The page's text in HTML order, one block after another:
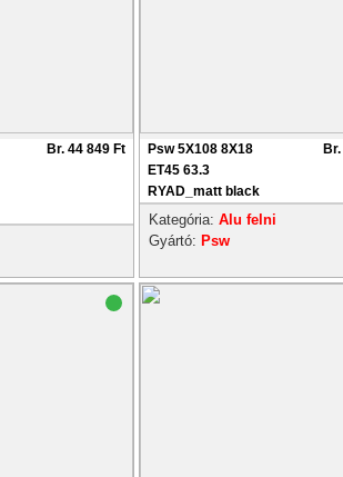
Br. 44 849 Ft
Psw 5X108 8X18
ET45 63.3
RYAD_matt black
Kategória: Alu felni
Gyártó: Psw